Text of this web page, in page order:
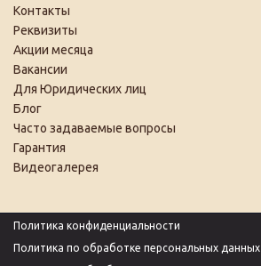
Контакты
Реквизиты
Акции месяца
Вакансии
Для Юридических лиц
Блог
Часто задаваемые вопросы
Гарантия
Видеогалерея
Политика конфиденциальности
Политика по обработке персональных данных